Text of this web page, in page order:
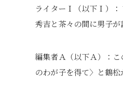
ライターＩ（以下Ｉ）
秀吉と茶々の間に男子が
編集者Ａ（以下Ａ）：
のわが子を得て〉と鶴